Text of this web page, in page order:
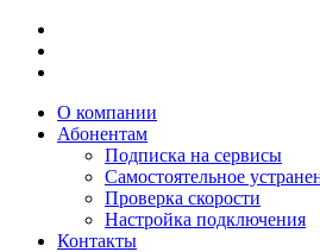
О компании
Абонентам
Подписка на сервисы
Самостоятельное
Проверка скорости
Настройка подключения
Контакты